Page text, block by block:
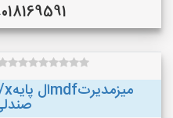
09018169591